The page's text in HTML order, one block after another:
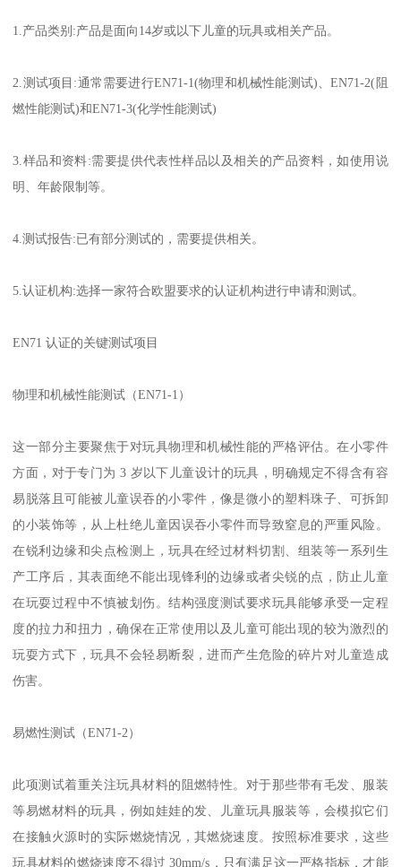
1.产品类别:产品是面向14岁或以下儿童的玩具或相关产品。
2.测试项目:通常需要进行EN71-1(物理和机械性能测试)、EN71-2(阻
燃性能测试)和EN71-3(化学性能测试)
3.样品和资料:需要提供代表性样品以及相关的产品资料，如使用说
明、年龄限制等。
4.测试报告:已有部分测试的，需要提供相关。
5.认证机构:选择一家符合欧盟要求的认证机构进行申请和测试。
EN71 认证的关键测试项目
物理和机械性能测试（EN71-1）
这一部分主要聚焦于对玩具物理和机械性能的严格评估。在小零件
方面，对于专门为 3 岁以下儿童设计的玩具，明确规定不得含有容
易脱落且可能被儿童误吞的小零件，像是微小的塑料珠子、可拆卸
的小装饰等，从上杜绝儿童因误吞小零件而导致窒息的严重风险。
在锐利边缘和尖点检测上，玩具在经过材料切割、组装等一系列生
产工序后，其表面绝不能出现锋利的边缘或者尖锐的点，防止儿童
在玩耍过程中不慎被划伤。结构强度测试要求玩具能够承受一定程
度的拉力和扭力，确保在正常使用以及儿童可能出现的较为激烈的
玩耍方式下，玩具不会轻易断裂，进而产生危险的碎片对儿童造成
伤害。
易燃性测试（EN71-2）
此项测试着重关注玩具材料的阻燃特性。对于那些带有毛发、服装
等易燃材料的玩具，例如娃娃的发、儿童玩具服装等，会模拟它们
在接触火源时的实际燃烧情况，其燃烧速度。按照标准要求，这些
玩具材料的燃烧速度不得过 30mm/s，只有满足这一严格指标，才能